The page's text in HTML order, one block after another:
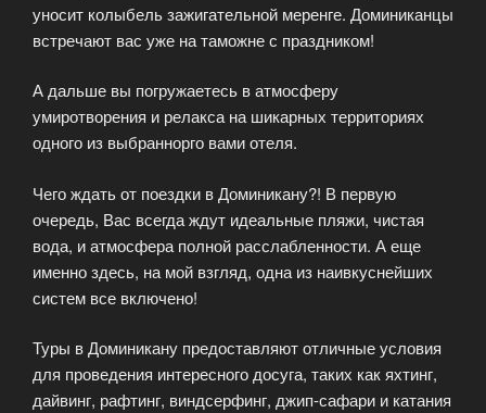
уносит колыбель зажигательной меренге. Доминиканцы
встречают вас уже на таможне с праздником!
А дальше вы погружаетесь в атмосферу
умиротворения и релакса на шикарных территориях
одного из выбраннорго вами отеля.
Чего ждать от поездки в Доминикану?! В первую
очередь, Вас всегда ждут идеальные пляжи, чистая
вода, и атмосфера полной расслабленности. А еще
именно здесь, на мой взгляд, одна из наивкуснейших
систем все включено!
Туры в Доминикану предоставляют отличные условия
для проведения интересного досуга, таких как яхтинг,
дайвинг, рафтинг, виндсерфинг, джип-сафари и катания